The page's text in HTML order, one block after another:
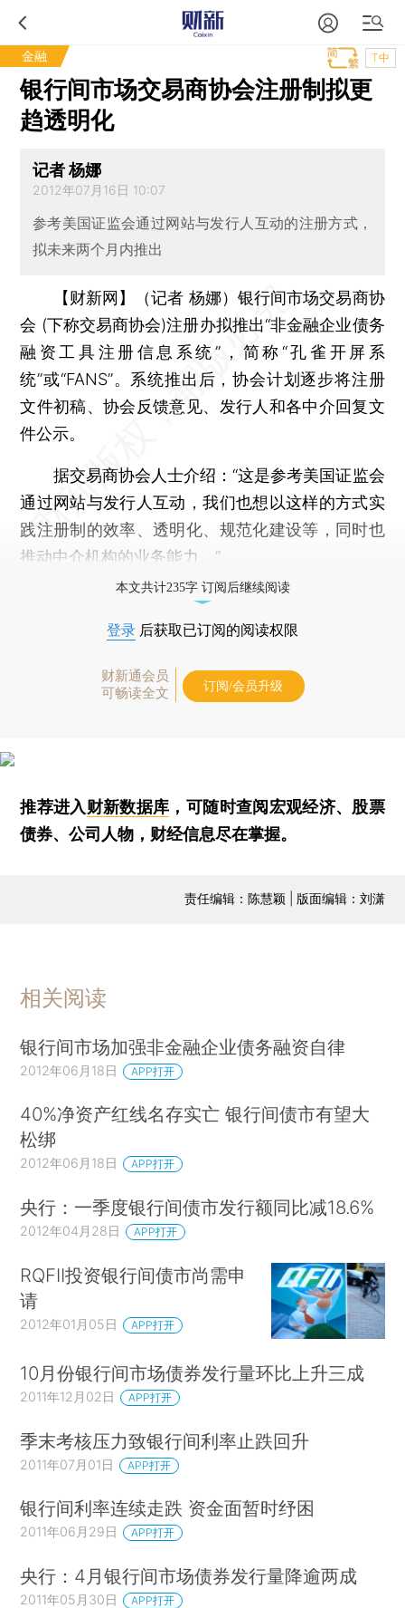
金融 T中
银行间市场交易商协会注册制拟更
趋透明化
记者 杨娜
2012年07月16日 10:07
参考美国证监会通过网站与发行人互动的注册方式，
拟未来两个月内推出
【财新网】（记者 杨娜） 银行间市场交易商协
会 (下称交易商协会)注册办拟推出“非金融企业债务
融资工具注册信息系统”，简称“孔雀开屏系
统”或“FANS”。系统推出后，协会计划逐步将注册
文件初稿、协会反馈意见、发行人和各中介回复文
件公示。
据交易商协会人士介绍：“这是参考美国证监会
通过网站与发行人互动，我们也想以这样的方式实
践注册制的效率、透明化、规范化建设等，同时也
推动中介机构的业务能力。”
本文共计235字 订阅后继续阅读
登录 后获取已订阅的阅读权限
财新通会员
可畅读全文
订阅/会员升级
推荐进入财新数据库 ，可随时查阅宏观经济、股票
债券、公司人物，财经信息尽在掌握。
责任编辑：陈慧颖 | 版面编辑：刘潇
相关阅读
银行间市场加强非金融企业债务融资自律
2012年06月18日 APP打开
40%净资产红线名存实亡 银行间债市有望大
松绑
2012年06月18日 APP打开
央行：一季度银行间债市发行额同比减18.6%
2012年04月28日 APP打开
RQFII投资银行间债市尚需申
请
2012年01月05日 APP打开
10月份银行间市场债券发行量环比上升三成
2011年12月02日 APP打开
季末考核压力致银行间利率止跌回升
2011年07月01日 APP打开
银行间利率连续走跌 资金面暂时纾困
2011年06月29日 APP打开
央行：4月银行间市场债券发行量降逾两成
2011年05月30日 APP打开